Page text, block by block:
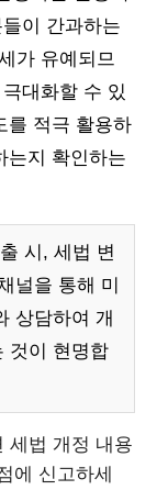
이 간과하는
가 유예되므
대화할 수 있
를 적극 활용하
는지 확인하는
시, 세법 변
널을 통해 미
상담하여 개
것이 현명합
세법 개정 내용
에 신고하세